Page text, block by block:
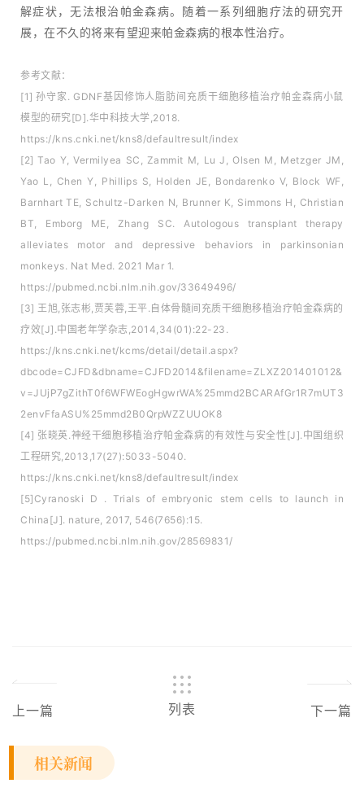
解症状，无法根治帕金森病。随着一系列细胞疗法的研究开
展，在不久的将来有望迎来帕金森病的根本性治疗。
参考文献：
[1] 孙守家. GDNF基因修饰人脂肪间充质干细胞移植治疗帕金森病小鼠
模型的研究[D].华中科技大学,2018.
https://kns.cnki.net/kns8/defaultresult/index
[2] Tao Y, Vermilyea SC, Zammit M, Lu J, Olsen M, Metzger JM,
Yao L, Chen Y, Phillips S, Holden JE, Bondarenko V, Block WF,
Barnhart TE, Schultz-Darken N, Brunner K, Simmons H, Christian
BT, Emborg ME, Zhang SC. Autologous transplant therapy
alleviates motor and depressive behaviors in parkinsonian
monkeys. Nat Med. 2021 Mar 1.
https://pubmed.ncbi.nlm.nih.gov/33649496/
[3] 王旭,张志彬,贾芙蓉,王平.自体骨髓间充质干细胞移植治疗帕金森病的
疗效[J].中国老年学杂志,2014,34(01):22-23.
https://kns.cnki.net/kcms/detail/detail.aspx?
dbcode=CJFD&dbname=CJFD2014&filename=ZLXZ201401012&
v=JUjP7gZithT0f6WFWEogHgwrWA%25mmd2BCARAfGr1R7mUT3
2envFfaASU%25mmd2B0QrpWZZUUOK8
[4] 张晓英.神经干细胞移植治疗帕金森病的有效性与安全性[J].中国组织
工程研究,2013,17(27):5033-5040.
https://kns.cnki.net/kns8/defaultresult/index
[5]Cyranoski D . Trials of embryonic stem cells to launch in
China[J]. nature, 2017, 546(7656):15.
https://pubmed.ncbi.nlm.nih.gov/28569831/
上一篇 列表 下一篇
相关新闻